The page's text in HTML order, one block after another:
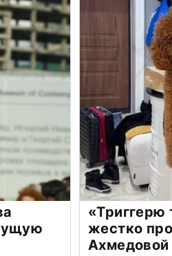
«Триггерю
жестко
Ахмедовой